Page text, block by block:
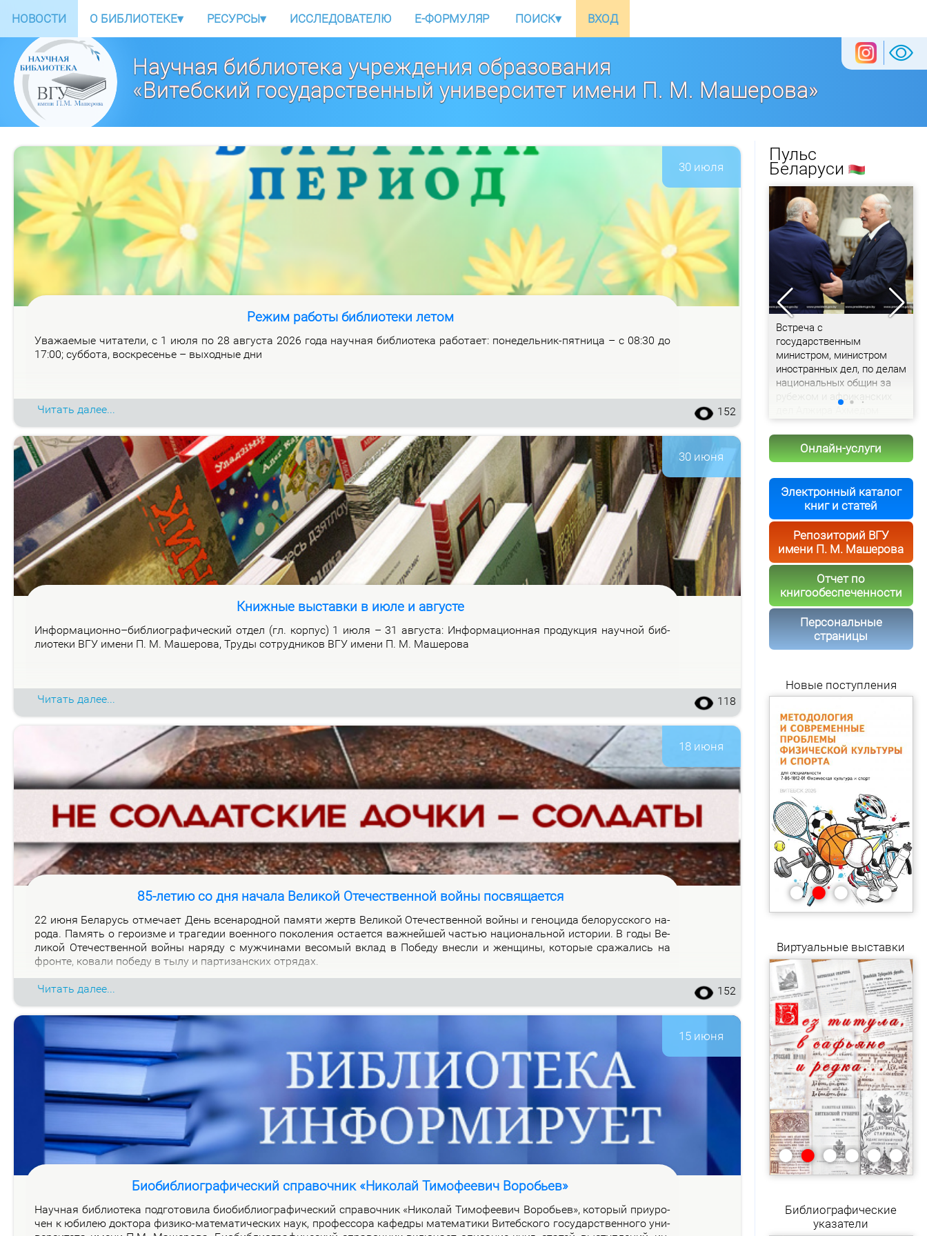
НОВОСТИ О БИБЛИОТЕКЕ▾ РЕСУРСЫ▾ ИССЛЕДОВАТЕЛЮ E-ФОРМУЛЯР ПОИСК▾ ВХОД
Научная библиотека учреждения образования
«Витебский государственный университет имени П. М. Машерова»
30 июля
Режим работы библиотеки летом
Ува­жа­е­мые чи­та­те­ли, с 1 июля по 28 ав­гу­ста 2026 го­да на­уч­ная биб­лио­те­ка ра­бо­та­ет: по­не­дель­ник-пят­ни­ца – с 08:30 до
17:00; суб­бо­та, вос­кре­се­нье – вы­ход­ные дни
Читать далее... 152
30 июня
Книжные выставки в июле и августе
Ин­фор­ма­ци­он­но–биб­лио­гра­фи­че­ский от­дел (гл. кор­пус) 1 июля – 31 ав­гу­ста: Ин­фор­ма­ци­он­ная про­дук­ция на­уч­ной биб­
лио­те­ки ВГУ име­ни П. М. Ма­ше­ро­ва, Тру­ды со­труд­ни­ков ВГУ име­ни П. М. Ма­ше­ро­ва
Читать далее... 118
18 июня
85-летию со дня начала Великой Отечественной войны посвящается
22 июня Бе­ла­русь от­ме­ча­ет День все­на­род­ной па­мя­ти жертв Ве­ли­кой Оте­че­ствен­ной вой­ны и ге­но­ци­да бе­ло­рус­ско­го на­
ро­да. Па­мять о ге­ро­из­ме и тра­ге­дии во­ен­но­го по­ко­ле­ния оста­ет­ся важ­ней­шей ча­стью на­цио­наль­ной ис­то­рии. В го­ды Ве­
ли­кой Оте­че­ствен­ной вой­ны на­ря­ду с муж­чи­на­ми ве­со­мый вклад в По­бе­ду внес­ли и жен­щи­ны, ко­то­рые сра­жа­лись на
фрон­те, ко­ва­ли по­бе­ду в ты­лу и пар­ти­зан­ских от­ря­дах.
Читать далее... 152
15 июня
Биобиблиографический справочник «Николай Тимофеевич Воробьев»
На­уч­ная биб­лио­те­ка под­го­то­ви­ла био­биб­лио­гра­фи­че­ский спра­воч­ник «Ни­ко­лай Ти­мо­фе­е­вич Во­ро­бьев», ко­то­рый при­уро­
чен к юби­лею док­то­ра физи­ко-ма­те­ма­ти­че­ских на­ук, про­фес­со­ра ка­фед­ры ма­те­ма­ти­ки Ви­теб­ско­го го­судар­ствен­но­го уни­
Пульс
Беларуси
Витебского облисполкома
Встреча с
государственным
министром, министром
иностранных дел, по делам
национальных общин за
рубежом и африканских
Онлайн-услуги
Электронный каталог
книг и статей
Репозиторий ВГУ
имени П. М. Машерова
Отчет по
книгообеспеченности
Персональные
страницы
Новые поступления
•••••
Виртуальные выставки
••••••
Библиографические
указатели